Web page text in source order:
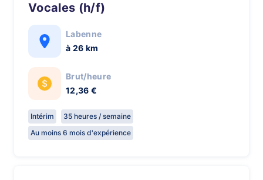
Vocales (h/f)
Labenne
à 26 km
Brut/heure
12,36 €
Intérim
35 heures / semaine
Au moins 6 mois d'expérience